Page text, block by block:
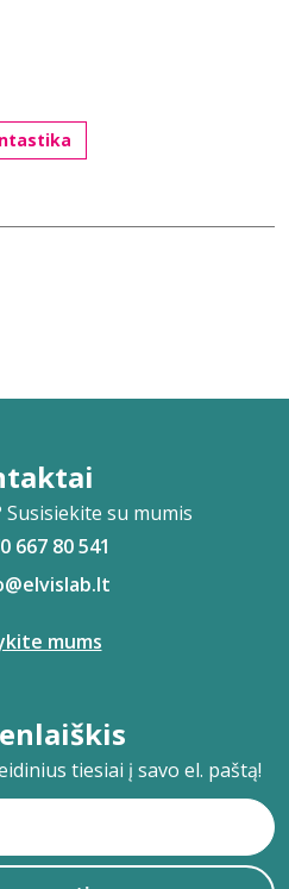
su mumis
667 80 541
mums
tiesiai į savo el. paštą!